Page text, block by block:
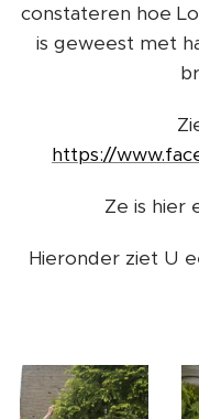
constateren hoe
is geweest met
https://
Ze is hier
Hieronder ziet U